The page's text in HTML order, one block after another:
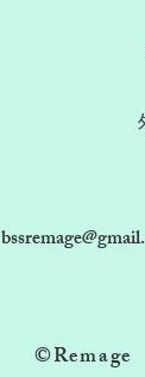
​©Remage